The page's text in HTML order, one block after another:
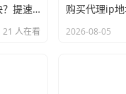
代理ip怎么设置更快？提速的几个关键点记牢
21 人在看 2026-08-05